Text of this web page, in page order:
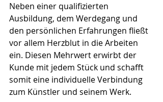
Neben einer qualifizierten
Ausbildung, dem Werdegang und
den persönlichen Erfahrungen fließt
vor allem Herzblut in die Arbeiten
ein. Diesen Mehrwert erwirbt der
Kunde mit jedem Stück und schafft
somit eine individuelle Verbindung
zum Künstler und seinem Werk.